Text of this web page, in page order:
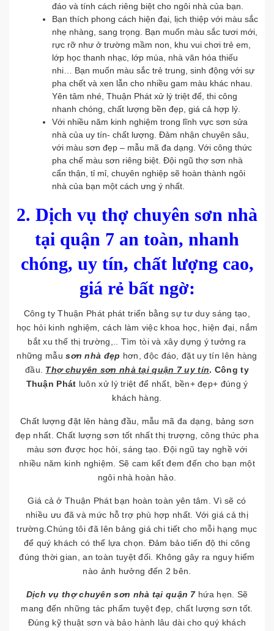
đáo và tính cách riêng biệt cho ngôi nhà của bạn.
Bạn thích phong cách hiện đại, lịch thiệp với màu sắc
nhẹ nhàng, sang trọng. Bạn muốn màu sắc tươi mới,
rực rỡ như ở trường mầm non, khu vui chơi trẻ em,
lớp học thanh nhạc, lớp múa, nhà văn hóa thiếu
nhi… Bạn muốn màu sắc trẻ trung, sinh động với sự
pha chết và xen lẫn cho nhiều gam màu khác nhau.
Yên tâm nhé, Thuận Phát xử lý triệt để, thi công
nhanh chóng, chất lượng bền đẹp, giá cả hợp lý.
Với nhiều năm kinh nghiệm trong lĩnh vực sơn sửa
nhà của uy tín- chất lượng. Đảm nhận chuyên sâu,
với màu sơn đẹp – mẫu mã đa dạng. Với công thức
pha chế màu sơn riêng biệt. Đội ngũ thợ sơn nhà
cẩn thận, tỉ mỉ, chuyên nghiệp sẽ hoàn thành ngôi
nhà của bạn một cách ưng ý nhất.
2. Dịch vụ thợ chuyên sơn nhà
tại quận 7 an toàn, nhanh
chóng, uy tín, chất lượng cao,
giá rẻ bất ngờ:
Công ty Thuận Phát phát triển bằng sự tư duy sáng tạo,
học hỏi kinh nghiệm, cách làm việc khoa học, hiện đại, nắm
bắt xu thế thị trường,.. Tìm tòi và xây dựng ý tưởng ra
những mẫusơn nhà đẹp hơn, độc đáo, đặt uy tín lên hàng
đầu. Thợ chuyên sơn nhà tại quận 7 uy tín. Công ty
Thuận Phát luôn xử lý triệt để nhất, bền+ đẹp+ đúng ý
khách hàng.
Chất lượng đặt lên hàng đầu, mẫu mã đa dạng, bảng sơn
đẹp nhất. Chất lượng sơn tốt nhất thị trượng, công thức pha
màu sơn được học hỏi, sáng tạo. Đội ngũ tay nghề với
nhiều năm kinh nghiệm. Sẽ cam kết đem đến cho bạn một
ngôi nhà hoàn hảo.
Giá cả ở Thuận Phát bạn hoàn toàn yên tâm. Vì sẽ có
nhiều ưu đã và mức hỗ trợ phù hợp nhất. Với giá cả thị
trường.Chúng tôi đã lên bảng giá chi tiết cho mỗi hạng mục
để quý khách có thể lựa chọn. Đảm bảo tiến độ thi công
đúng thời gian, an toàn tuyệt đối. Không gây ra nguy hiểm
nào ảnh hưởng đến 2 bên.
Dịch vụ thợ chuyên sơn nhà tại quận 7 hứa hẹn. Sẽ
mang đến những tác phẩm tuyệt đẹp, chất lượng sơn tốt.
Đúng kỹ thuật sơn và bảo hành lâu dài cho quý khách